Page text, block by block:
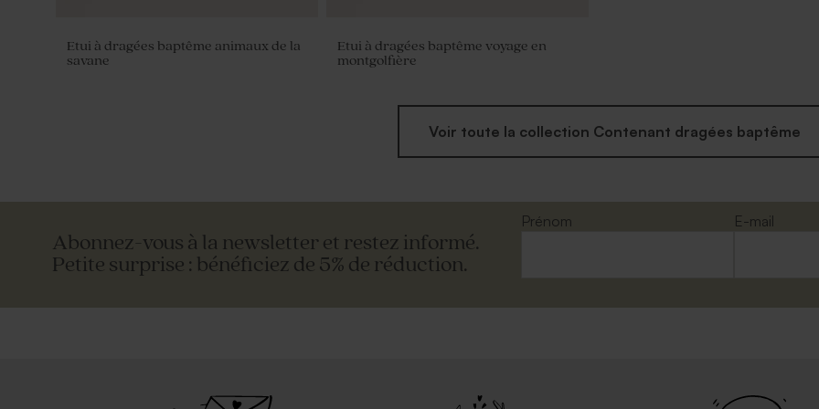
Etui à dragées baptême animaux de la
savane
Etui à dragées baptême voyage en
montgolfière
Voir toute la collection Contenant dragées baptême
Abonnez-vous à la newsletter et restez informé.
Petite surprise : bénéficiez de 5% de réduction.
Prénom
E-mail